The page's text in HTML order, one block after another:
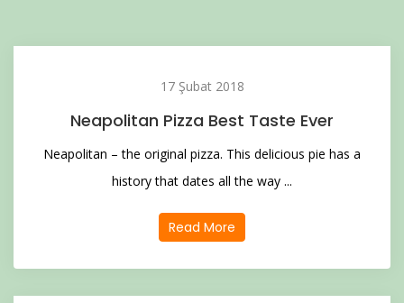
17 Şubat 2018
Neapolitan Pizza Best Taste Ever
Neapolitan – the original pizza. This delicious pie has a
history that dates all the way ...
Read More